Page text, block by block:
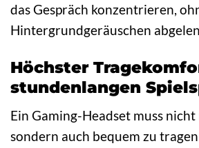
das Gespräch konzentrieren,
Hintergrundgeräuschen
Höchster
stundenlangen
Ein Gaming-Headset muss
sondern auch bequem zu